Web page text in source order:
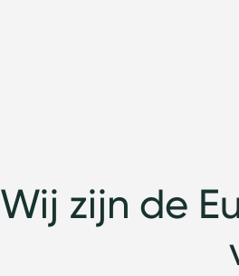
Wij zijn de